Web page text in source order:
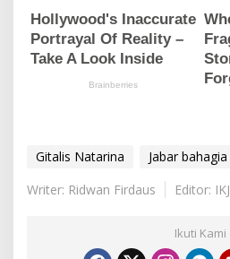
Gitalis Natarina Jabar bahagia
Writer: Ridwan Firdaus
Editor: IKJ
Ikuti Kami